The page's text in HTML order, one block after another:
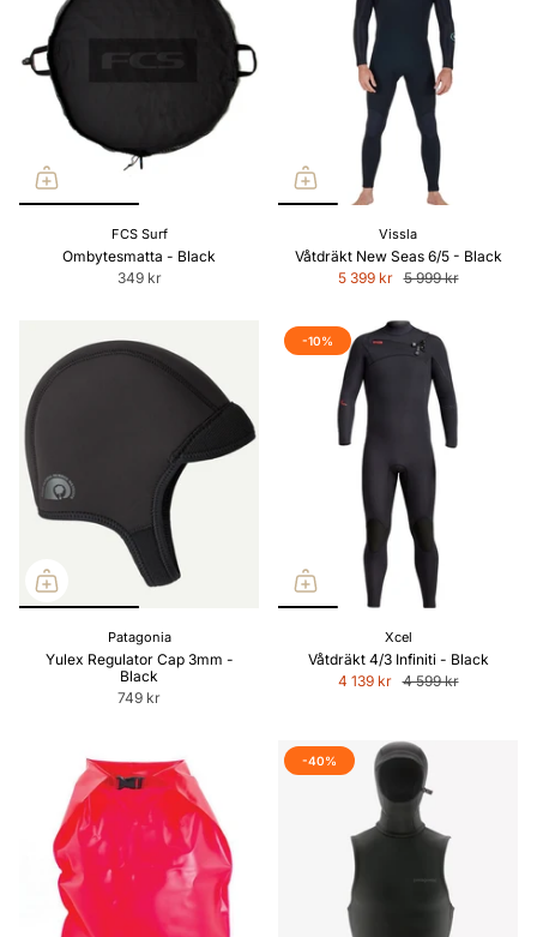
FCS Surf
Ombytesmatta - Black
349 kr
Vissla
Våtdräkt New Seas 6/5 - Black
5 399 kr 5 999 kr
Patagonia
Yulex Regulator Cap 3mm -
Black
749 kr
-10%
Xcel
Våtdräkt 4/3 Infiniti - Black
4 139 kr 4 599 kr
-40%